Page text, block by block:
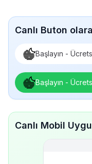
Canlı Buton
Başlayın -
Başlayın -
Canlı Mobil